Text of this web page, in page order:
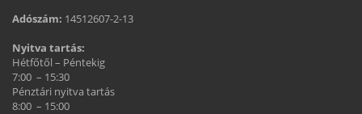
Adószám: 14512607-2-13
Nyitva tartás:
Hétfőtől – Péntekig
7:00 – 15:30
Pénztári nyitva tartás
8:00 – 15:00